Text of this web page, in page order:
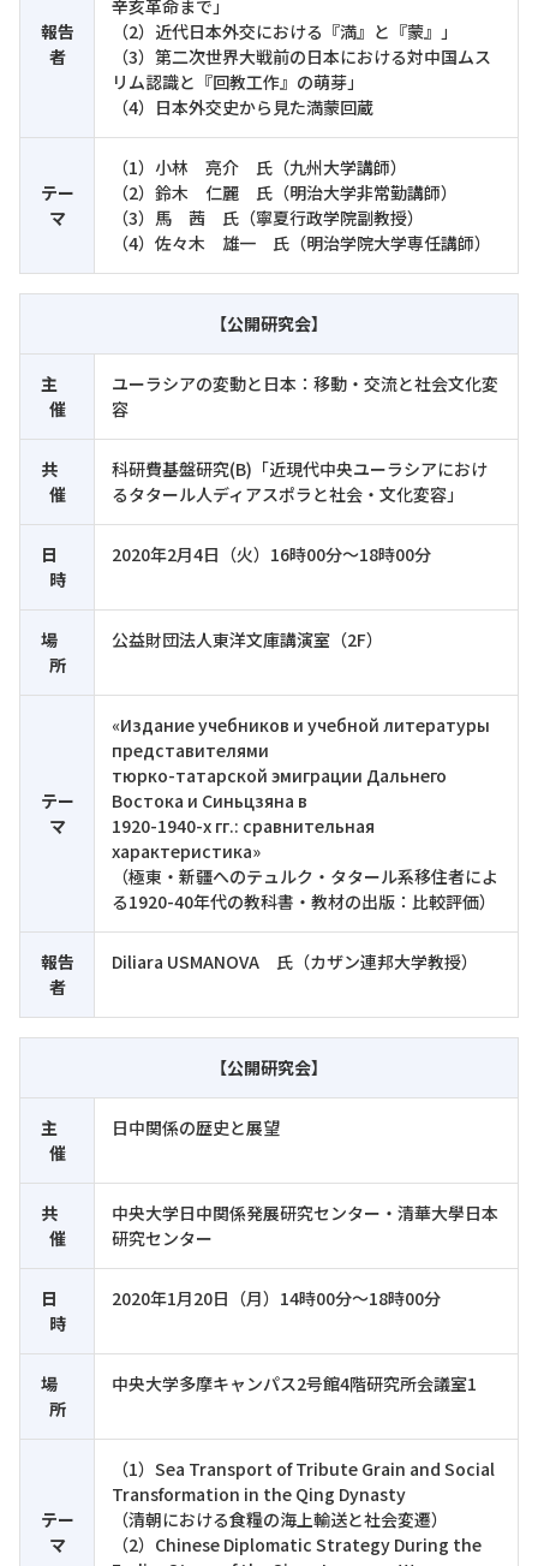
報告
者
辛亥革命まで」
（2）近代日本外交における『満』と『蒙』」
（3）第二次世界大戦前の日本における対中国ムス
リム認識と『回教工作』の萌芽」
（4）日本外交史から見た満蒙回蔵
テー
マ
（1）小林 亮介 氏（九州大学講師）
（2）鈴木 仁麗 氏（明治大学非常勤講師）
（3）馬 茜 氏（寧夏行政学院副教授）
（4）佐々木 雄一 氏（明治学院大学専任講師）
【公開研究会】
主
催
ユーラシアの変動と日本：移動・交流と社会文化変
容
共
催
科研費基盤研究(B)「近現代中央ユーラシアにおけ
るタタール人ディアスポラと社会・文化変容」
日
時
2020年2月4日（火）16時00分～18時00分
場
所
公益財団法人東洋文庫講演室（2F）
テー
マ
«Издание учебников и учебной литературы
представителями
тюрко-татарской эмиграции Дальнего
Востока и Синьцзяна в
1920-1940-х гг.: сравнительная
характеристика»
（極東・新疆へのテュルク・タタール系移住者によ
る1920-40年代の教科書・教材の出版：比較評価）
報告
者
Diliara USMANOVA 氏（カザン連邦大学教授）
【公開研究会】
主
催
日中関係の歴史と展望
共
催
中央大学日中関係発展研究センター・清華大學日本
研究センター
日
時
2020年1月20日（月）14時00分～18時00分
場
所
中央大学多摩キャンパス2号館4階研究所会議室1
テー
マ
（1）Sea Transport of Tribute Grain and Social
Transformation in the Qing Dynasty
（清朝における食糧の海上輸送と社会変遷）
（2）Chinese Diplomatic Strategy During the